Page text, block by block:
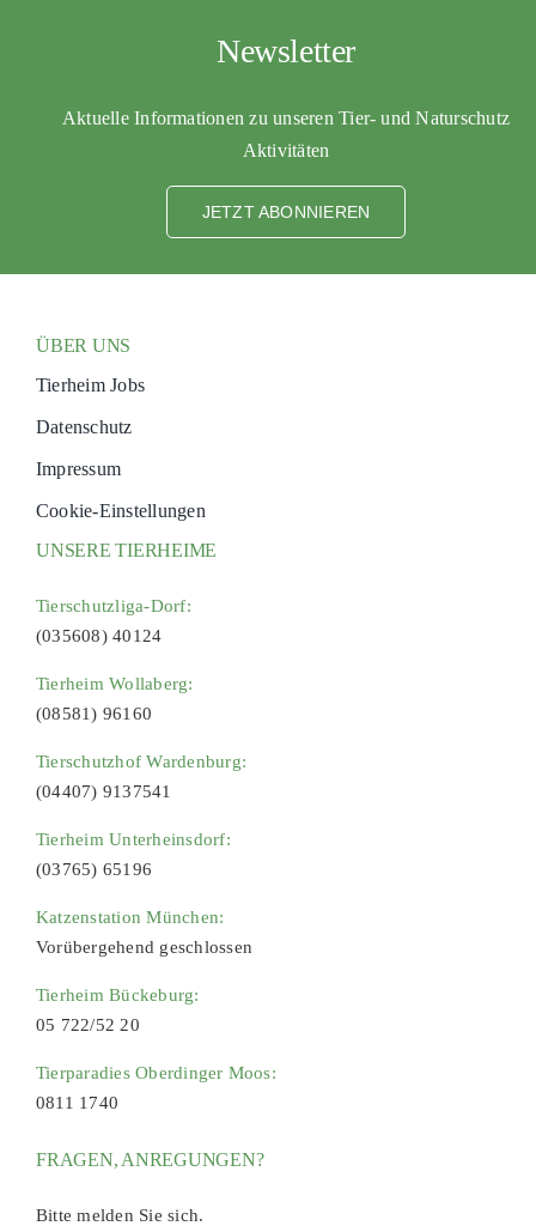
Newsletter
Aktuelle Informationen zu unseren Tier- und Naturschutz
Aktivitäten
JETZT ABONNIEREN
ÜBER UNS
Tierheim Jobs
Datenschutz
Impressum
Cookie-Einstellungen
UNSERE TIERHEIME
Tierschutzliga-Dorf:
(035608) 40124
Tierheim Wollaberg:
(08581) 96160
Tierschutzhof Wardenburg:
(04407) 9137541
Tierheim Unterheinsdorf:
(03765) 65196
Katzenstation München:
Vorübergehend geschlossen
Tierheim Bückeburg:
05 722/52 20
Tierparadies Oberdinger Moos:
0811 1740
FRAGEN, ANREGUNGEN?
Bitte melden Sie sich.